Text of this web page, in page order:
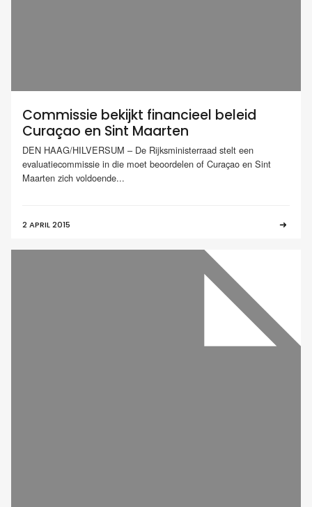
Commissie bekijkt financieel beleid
Curaçao en Sint Maarten
DEN HAAG/HILVERSUM – De Rijksministerraad stelt een
evaluatiecommissie in die moet beoordelen of Curaçao en Sint
Maarten zich voldoende...
2 APRIL 2015